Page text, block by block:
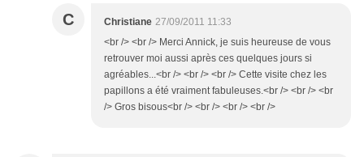
C Christiane 27/09/2011 11:33
<br /> <br /> Merci Annick, je suis heureuse de vous
retrouver moi aussi après ces quelques jours si
agréables...<br /> <br /> <br /> Cette visite chez les
papillons a été vraiment fabuleuses.<br /> <br /> <br
/> Gros bisous<br /> <br /> <br /> <br />